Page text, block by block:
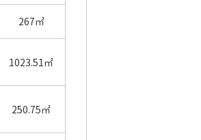
267㎡
1023.51㎡
250.75㎡